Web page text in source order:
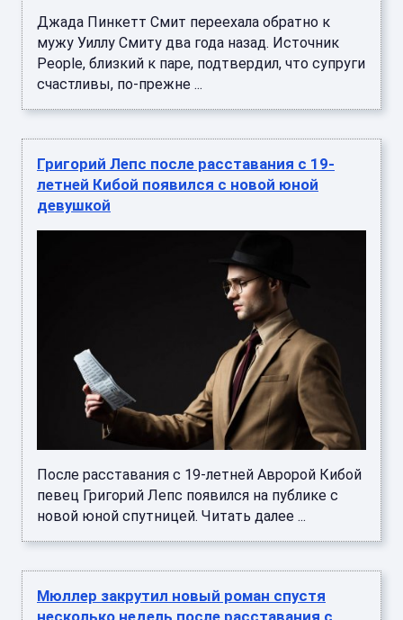
Джада Пинкетт Смит переехала обратно к
мужу Уиллу Смиту два года назад. Источник
People, близкий к паре, подтвердил, что супруги
счастливы, по‑прежне ...
Григорий Лепс после расставания с 19-
летней Кибой появился с новой юной
девушкой
После расставания с 19-летней Авророй Кибой
певец Григорий Лепс появился на публике с
новой юной спутницей. Читать далее ...
Мюллер закрутил новый роман спустя
несколько недель после расставания с